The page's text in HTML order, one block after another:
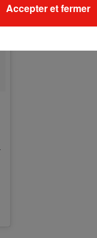
Accepter et fermer